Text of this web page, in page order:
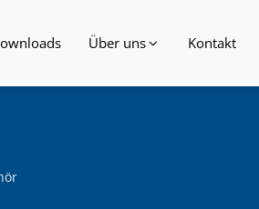
Über uns Kontakt